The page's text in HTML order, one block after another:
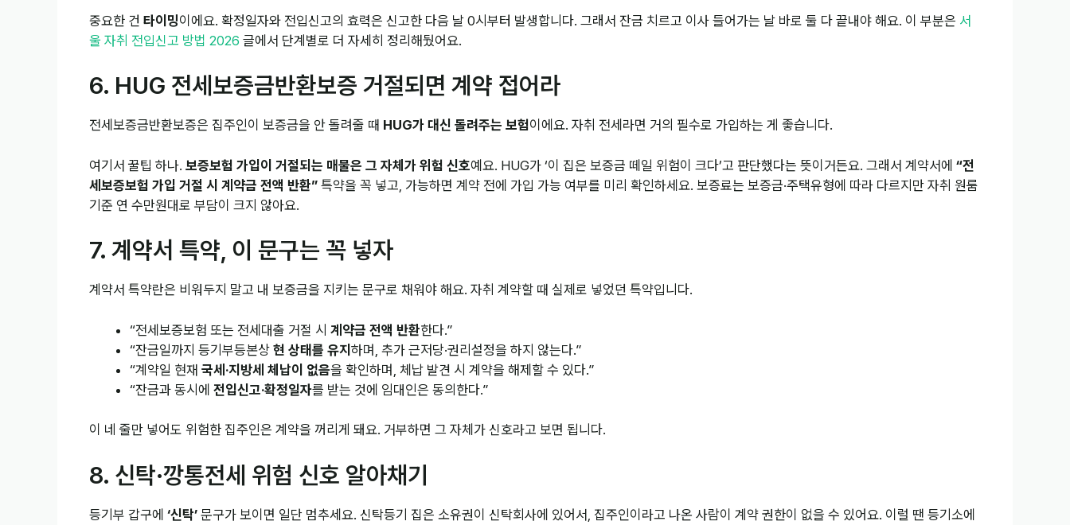
중요한 건 타이밍이에요. 확정일자와 전입신고의 효력은 신고한 다음 날 0시부터 발생합니다. 그래서 잔금 치르고 이사 들어가는 날 바로 둘 다 끝내야 해요. 이 부분은 서
울 자취 전입신고 방법 2026 글에서 단계별로 더 자세히 정리해뒀어요.
6. HUG 전세보증금반환보증 거절되면 계약 접어라
전세보증금반환보증은 집주인이 보증금을 안 돌려줄 때 HUG가 대신 돌려주는 보험이에요. 자취 전세라면 거의 필수로 가입하는 게 좋습니다.
여기서 꿀팁 하나. 보증보험 가입이 거절되는 매물은 그 자체가 위험 신호예요. HUG가 ‘이 집은 보증금 떼일 위험이 크다’고 판단했다는 뜻이거든요. 그래서 계약서에 “전
세보증보험 가입 거절 시 계약금 전액 반환” 특약을 꼭 넣고, 가능하면 계약 전에 가입 가능 여부를 미리 확인하세요. 보증료는 보증금·주택유형에 따라 다르지만 자취 원룸
기준 연 수만원대로 부담이 크지 않아요.
7. 계약서 특약, 이 문구는 꼭 넣자
계약서 특약란은 비워두지 말고 내 보증금을 지키는 문구로 채워야 해요. 자취 계약할 때 실제로 넣었던 특약입니다.
“전세보증보험 또는 전세대출 거절 시 계약금 전액 반환한다.”
“잔금일까지 등기부등본상 현 상태를 유지 하며, 추가 근저당·권리설정을 하지 않는다.”
“계약일 현재 국세·지방세 체납이 없음을 확인하며, 체납 발견 시 계약을 해제할 수 있다.”
“잔금과 동시에 전입신고·확정일자를 받는 것에 임대인은 동의한다.”
이 네 줄만 넣어도 위험한 집주인은 계약을 꺼리게 돼요. 거부하면 그 자체가 신호라고 보면 됩니다.
8. 신탁·깡통전세 위험 신호 알아채기
등기부 갑구에 ‘신탁’ 문구가 보이면 일단 멈추세요. 신탁등기 집은 소유권이 신탁회사에 있어서, 집주인이라고 나온 사람이 계약 권한이 없을 수 있어요. 이럴 땐 등기소에